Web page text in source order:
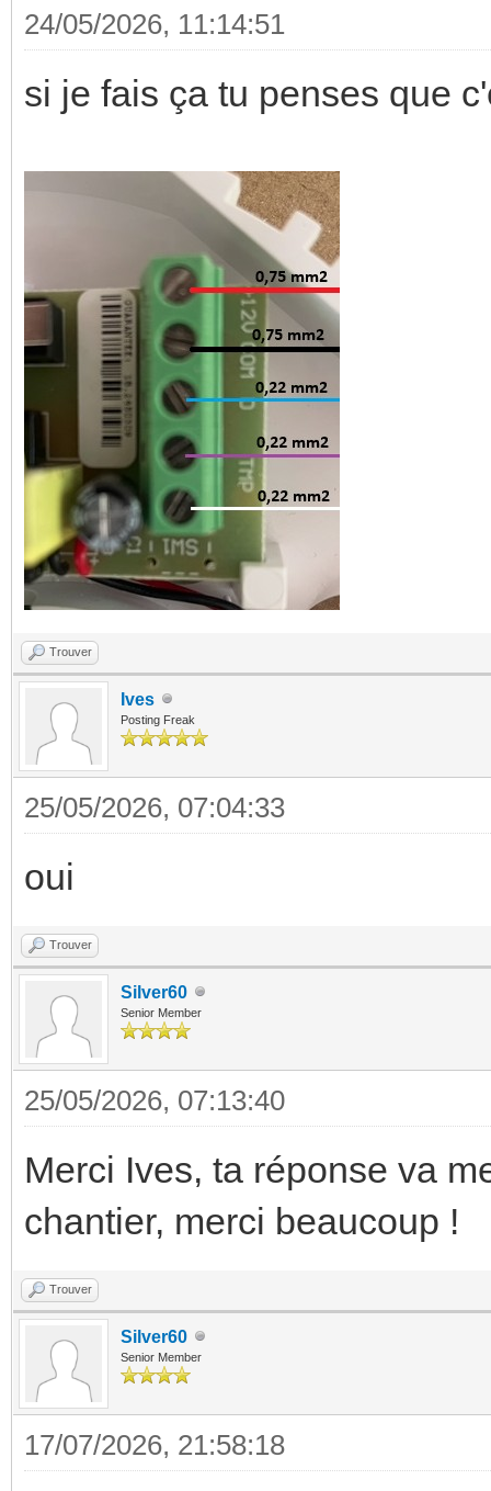
24/05/2026, 11:14:51
si je fais ça tu penses que
Trouver
Ives
Posting Freak
25/05/2026, 07:04:33
oui
Trouver
Silver60
Senior Member
25/05/2026, 07:13:40
Merci Ives, ta réponse va
chantier, merci beaucoup !
Trouver
Silver60
Senior Member
17/07/2026, 21:58:18